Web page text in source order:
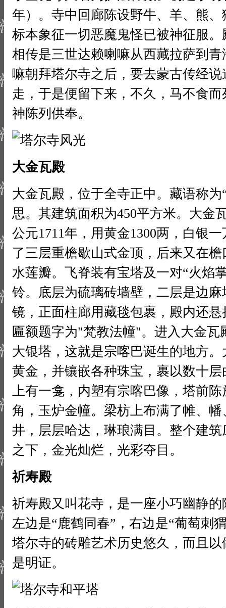
年）。寺中回廊陈设野牛、羊、熊
标本象征一切恶魔鬼怪已被神征服
相传是三世达赖喇嘛从西藏拉萨到
嘛朝拜塔尔寺之后，要去蒙古传经
走，于是便留下来，不久，马不食
神陈列供奉。
大金瓦殿
大金瓦殿，位于全寺正中。藏语称
思。其建筑面积为450平方米。大金
公元1711年，用黄金1300两，白银
了三层重檐歇山式金顶，后来又在
水莲瓣。飞脊装有宝塔及一对“火焰
铃。底层为硫璃砖墙壁，二层是边
镜，正面柱廊用藏毯包裹，殿内还
匾额题字为"梵教法幢"。进入大金瓦
大银塔，这就是宗喀巴诞生的地方
黄金，并镶嵌各种珠宝，裹以数十
上有一龛，内塑有宗喀巴像，塔前
角，玉炉金幢。梁枋上布满了帷、
井，层层哈达，琳琅满目。整个建
之下，金光灿烂，光彩夺目。
祈寿殿
祈寿殿又叫花寺，是一座小巧幽静
左边是“鹿鹤同春”，右边是“葡萄刺
塔尔寺的砖雕艺术历史悠久，而且
是明证。